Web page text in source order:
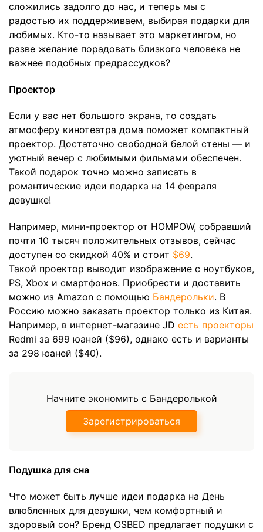
сложились задолго до нас, и теперь мы с
радостью их поддерживаем, выбирая подарки для
любимых. Кто-то называет это маркетингом, но
разве желание порадовать близкого человека не
важнее подобных предрассудков?
Проектор
Если у вас нет большого экрана, то создать
атмосферу кинотеатра дома поможет компактный
проектор. Достаточно свободной белой стены — и
уютный вечер с любимыми фильмами обеспечен.
Такой подарок точно можно записать в
романтические идеи подарка на 14 февраля
девушке!
Например, мини-проектор от HOMPOW, собравший
почти 10 тысяч положительных отзывов, сейчас
доступен со скидкой 40% и стоит $69.
Такой проектор выводит изображение с ноутбуков,
PS, Xbox и смартфонов. Приобрести и доставить
можно из Amazon с помощью Бандерольки. В
Россию можно заказать проектор только из Китая.
Например, в интернет-магазине JD есть проекторы
Redmi за 699 юаней ($96), однако есть и варианты
за 298 юаней ($40).
Начните экономить с Бандеролькой
Зарегистрироваться
Подушка для сна
Что может быть лучше идеи подарка на День
влюбленных для девушки, чем комфортный и
здоровый сон? Бренд OSBED предлагает подушки с